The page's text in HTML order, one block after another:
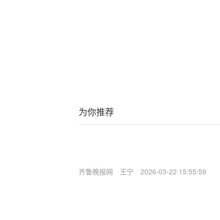
为你推荐
齐鲁晚报网 王宁 2026-03-22 15:55:59